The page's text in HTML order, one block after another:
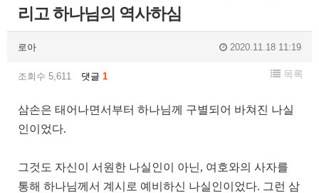
리고 하나님의 역사하심
로아 2020.11.18 11:19
조회수 5,611 댓글 1 목록
삼손은 태어나면서부터 하나님께 구별되어 바쳐진 나실
인이었다.
그것도 자신이 서원한 나실인이 아닌, 여호와의 사자를
통해 하나님께서 계시로 예비하신 나실인이었다. 그런 삼